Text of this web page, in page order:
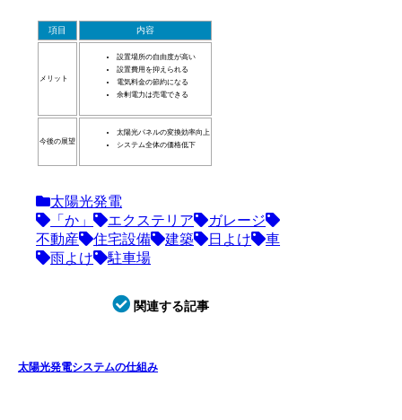
項目 内容
メリット
設置場所の自由度が高い
設置費用を抑えられる
電気料金の節約になる
余剰電力は売電できる
今後の展望
太陽光パネルの変換効率向上
システム全体の価格低下
太陽光発電
「か」
エクステリア
ガレージ
不動産
住宅設備 建築 日よけ
車
雨よけ
駐車場
関連する記事
太陽光発電システムの仕組み